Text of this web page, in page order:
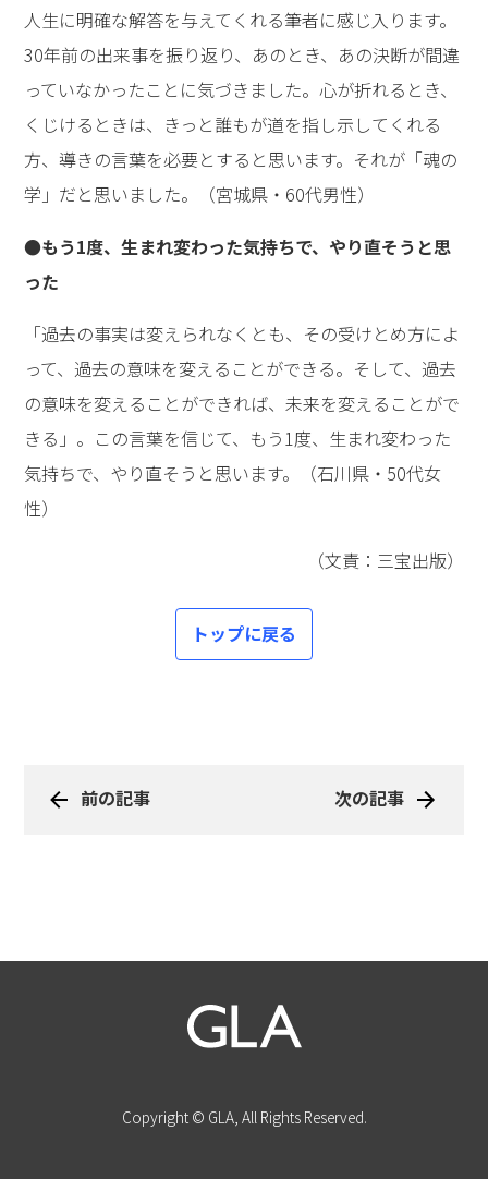
人生に明確な解答を与えてくれる筆者に感じ入ります。
30年前の出来事を振り返り、あのとき、あの決断が間違
っていなかったことに気づきました。心が折れるとき、
くじけるときは、きっと誰もが道を指し示してくれる
方、導きの言葉を必要とすると思います。それが「魂の
学」だと思いました。（宮城県・60代男性）
●もう1度、生まれ変わった気持ちで、やり直そうと思
った
「過去の事実は変えられなくとも、その受けとめ方によ
って、過去の意味を変えることができる。そして、過去
の意味を変えることができれば、未来を変えることがで
きる」。この言葉を信じて、もう1度、生まれ変わった
気持ちで、やり直そうと思います。（石川県・50代女
性）
（文責：三宝出版）
トップに戻る
前の記事 次の記事
Copyright © GLA, All Rights Reserved.